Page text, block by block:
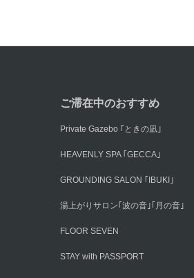
ご滞在中のおすすめ
Private Gazebo ｢ときの凪｣
HEAVENLY SPA ｢GECCA｣
GROUNDING SALON ｢IBUKI｣
湯上がりサロン｢波の音｣｢月の音｣
FLOOR SEVEN
STAY with PASSPORT